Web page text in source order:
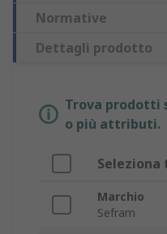
Normative
Dettagli prodotto
Trova prodotti
o più attributi.
Marchio
Sefram